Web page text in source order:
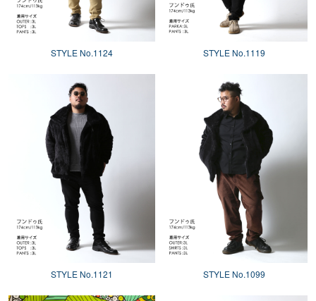
STYLE No.1124 STYLE No.1119
STYLE No.1121 STYLE No.1099